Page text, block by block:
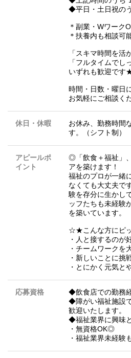
◆平日・土日祝の
＊副業・Wワーク
＊扶養内も相談可
「スキマ時間を活
「フルタイムでし
いずれも歓迎です
時間・日数・曜日
お気軽にご相談く
休日・休暇
お休み、勤務時間
す。（シフト制）
アピールポ
イント
◎「飲食＋福祉」
アを築けます！
福祉のプロが一緒
なくても大丈夫で
験を存分に生かし
ッフたちも未経験
を築いています。
☆★こんな方にピ
・人と接するのが
・チームワークを
・新しいことに挑
・とにかく元気と
応募資格
◆飲食店での勤務
◆障がい福祉施設
歓迎いたします。
◆福祉業界に興味
・無資格OK◎
・福祉業界未経験